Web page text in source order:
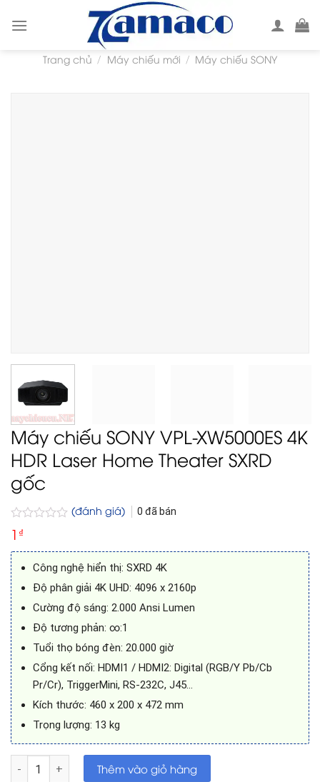
Trang chủ / Máy chiếu mới / Máy chiếu SONY
Máy chiếu SONY VPL-XW5000ES 4K
HDR Laser Home Theater SXRD
gốc
Được
xếp
hạng
0
5
sao
(đánh giá) 0 đã bán
1 ₫
Công nghệ hiển thị: SXRD 4K
Độ phân giải 4K UHD: 4096 x 2160p
Cường độ sáng: 2.000 Ansi Lumen
Độ tương phản: ∞:1
Tuổi thọ bóng đèn: 20.000 giờ
Cổng kết nối: HDMI1 / HDMI2: Digital (RGB/Y Pb/Cb
Pr/Cr), TriggerMini, RS-232C, J45…
Kích thước: 460 x 200 x 472 mm
Trọng lượng: 13 kg
Máy chiếu SONY VPL-XW5000ES 4K HDR Laser Home
Thêm vào giỏ hàng